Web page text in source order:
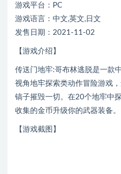
游戏平台：PC
游戏语言：中文,英文,日文
发售日期：2021-11-02
【游戏介绍】
传送门地牢:哥布林逃脱是一款
视角地牢探索类动作冒险游戏
镐子摧毁一切。在20个地牢中
收集的金币升级你的武器装备。
【游戏截图】